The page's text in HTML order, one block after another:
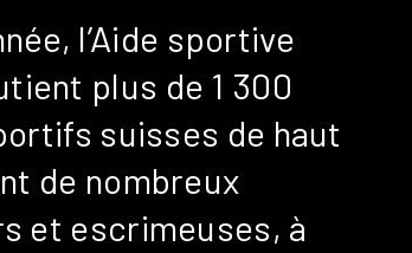
l’Aide sportive
plus de 1 300
suisses de haut
de nombreux
et escrimeuses, à